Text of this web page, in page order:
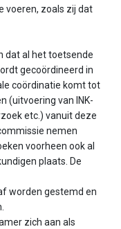
zoals zij dat
dat al het toetsende
gecoördineerd in
coördinatie komt tot
(uitvoering van INK-
etc.) vanuit deze
nemen
voorheen ook al
plaats. De
worden gestemd en
zich aan als